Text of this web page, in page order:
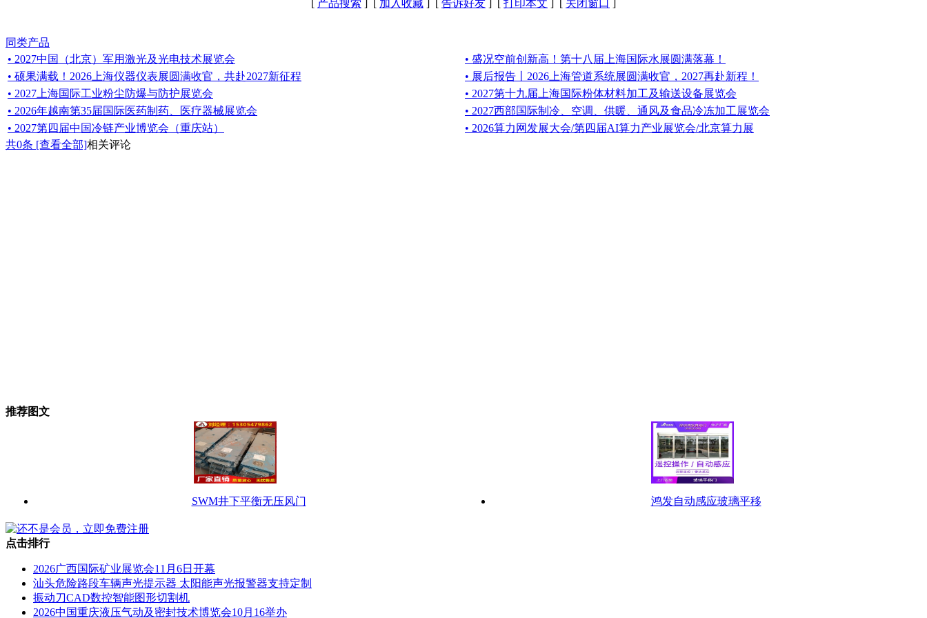
[ 产品搜索 ] [ 加入收藏 ] [ 告诉好友 ] [ 打印本文 ] [ 关闭窗口 ]
同类产品
• 2027中国（北京）军用激光及光电技术展览会
• 盛况空前创新高！第十八届上海国际水展圆满落幕！
• 硕果满载！2026上海仪器仪表展圆满收官，共赴2027新征程
• 展后报告丨2026上海管道系统展圆满收官，2027再赴新程！
• 2027上海国际工业粉尘防爆与防护展览会
• 2027第十九届上海国际粉体材料加工及输送设备展览会
• 2026年越南第35届国际医药制药、医疗器械展览会
• 2027西部国际制冷、空调、供暖、通风及食品冷冻加工展览会
• 2027第四届中国冷链产业博览会（重庆站）
• 2026算力网发展大会/第四届AI算力产业展览会/北京算力展
共0条 [查看全部]相关评论
推荐图文
SWM井下平衡无压风门 鸿发自动感应玻璃平移
点击排行
2026广西国际矿业展览会11月6日开幕
汕头危险路段车辆声光提示器 太阳能声光报警器支持定制
振动刀CAD数控智能图形切割机
2026中国重庆液压气动及密封技术博览会10月16举办